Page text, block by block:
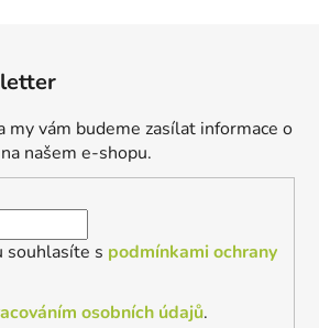
vám budeme zasílat informace o
našem e-shopu.
souhlasíte s podmínkami ochrany
osobních údajů.